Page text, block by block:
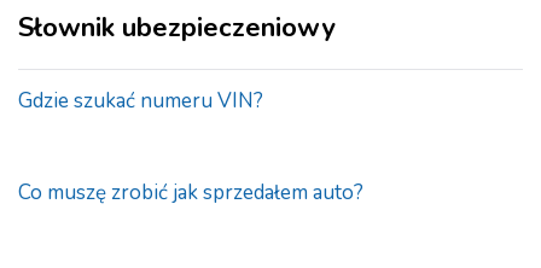
Słownik ubezpieczeniowy
Gdzie szukać numeru VIN?
Co muszę zrobić jak sprzedałem auto?